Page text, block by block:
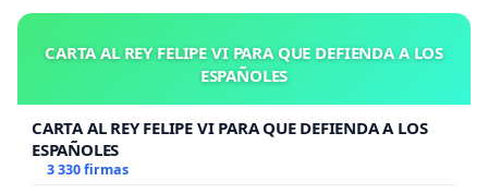
CARTA AL REY FELIPE VI PARA QUE DEFIENDA A LOS
ESPAÑOLES
CARTA AL REY FELIPE VI PARA QUE DEFIENDA A LOS
ESPAÑOLES
3 330 firmas